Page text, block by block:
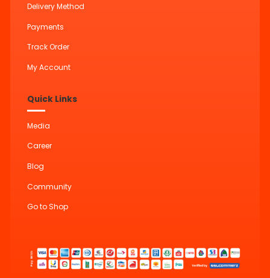
Delivery Method
Payments
Track Order
My Account
Quick Links
Media
Career
Blog
Community
Go to Shop